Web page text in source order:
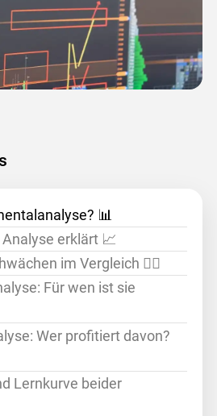
📊
erklärt 📈
im Vergleich 🏋️‍♂️
Für wen ist sie
Wer profitiert davon?
Lernkurve beider